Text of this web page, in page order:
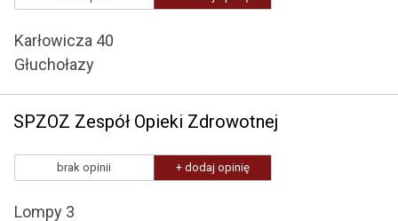
Karłowicza 40
Głuchołazy
SPZOZ Zespół Opieki Zdrowotnej
brak opinii + dodaj opinię
Lompy 3